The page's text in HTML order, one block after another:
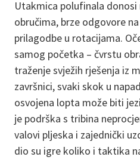
Utakmica polufinala donosi
obručima, brze odgovore
prilagodbe u rotacijama.
samog početka – čvrstu
traženje svježih rješenja iz
završnici, svaki skok u
osvojena lopta može biti
je podrška s tribina
valovi pljeska i zajednički
dio su igre koliko i taktika